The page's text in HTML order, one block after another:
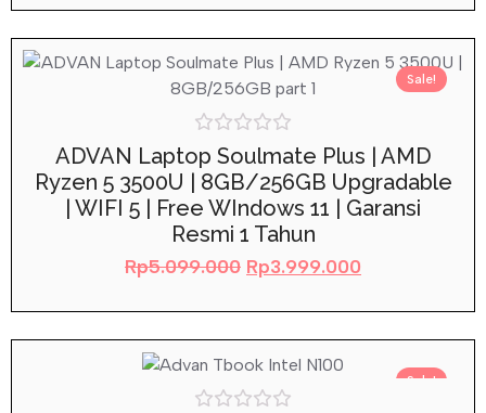
Sale!
Rated
0
out
of
5
ADVAN Laptop Soulmate Plus | AMD
Ryzen 5 3500U | 8GB/256GB Upgradable
| WIFI 5 | Free WIndows 11 | Garansi
Resmi 1 Tahun
Rp5.099.000 Rp3.999.000
Sale!